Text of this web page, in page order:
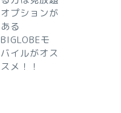
オプションが
ある
BIGLOBEモ
バイルがオス
スメ！！